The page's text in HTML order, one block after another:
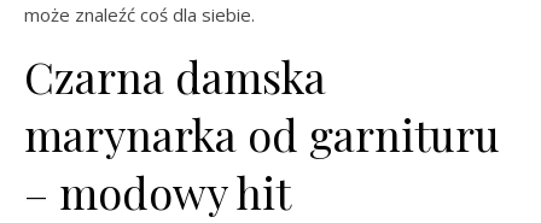
może znaleźć coś dla siebie.
Czarna damska
marynarka od garnituru
– modowy hit